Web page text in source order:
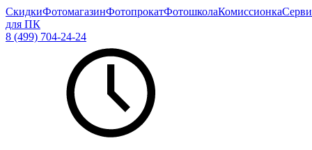
СкидкиФотомагазинФотопрокатФотошколаКомиссионка
для ПК
8 (499) 704-24-24